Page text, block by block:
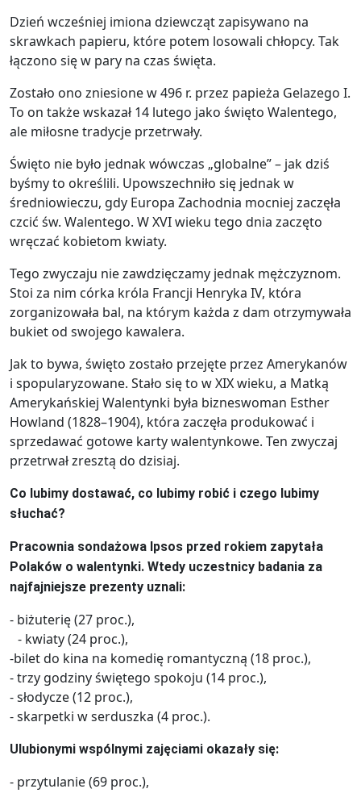
Dzień wcześniej imiona dziewcząt zapisywano na
skrawkach papieru, które potem losowali chłopcy. Tak
łączono się w pary na czas święta.
Zostało ono zniesione w 496 r. przez papieża Gelazego I.
To on także wskazał 14 lutego jako święto Walentego,
ale miłosne tradycje przetrwały.
Święto nie było jednak wówczas „globalne” – jak dziś
byśmy to określili. Upowszechniło się jednak w
średniowieczu, gdy Europa Zachodnia mocniej zaczęła
czcić św. Walentego. W XVI wieku tego dnia zaczęto
wręczać kobietom kwiaty.
Tego zwyczaju nie zawdzięczamy jednak mężczyznom.
Stoi za nim córka króla Francji Henryka IV, która
zorganizowała bal, na którym każda z dam otrzymywała
bukiet od swojego kawalera.
Jak to bywa, święto zostało przejęte przez Amerykanów
i spopularyzowane. Stało się to w XIX wieku, a Matką
Amerykańskiej Walentynki była bizneswoman Esther
Howland (1828–1904), która zaczęła produkować i
sprzedawać gotowe karty walentynkowe. Ten zwyczaj
przetrwał zresztą do dzisiaj.
Co lubimy dostawać, co lubimy robić i czego lubimy
słuchać?
Pracownia sondażowa Ipsos przed rokiem zapytała
Polaków o walentynki. Wtedy uczestnicy badania za
najfajniejsze prezenty uznali:
- biżuterię (27 proc.),
- kwiaty (24 proc.),
-bilet do kina na komedię romantyczną (18 proc.),
- trzy godziny świętego spokoju (14 proc.),
- słodycze (12 proc.),
- skarpetki w serduszka (4 proc.).
Ulubionymi wspólnymi zajęciami okazały się:
- przytulanie (69 proc.),